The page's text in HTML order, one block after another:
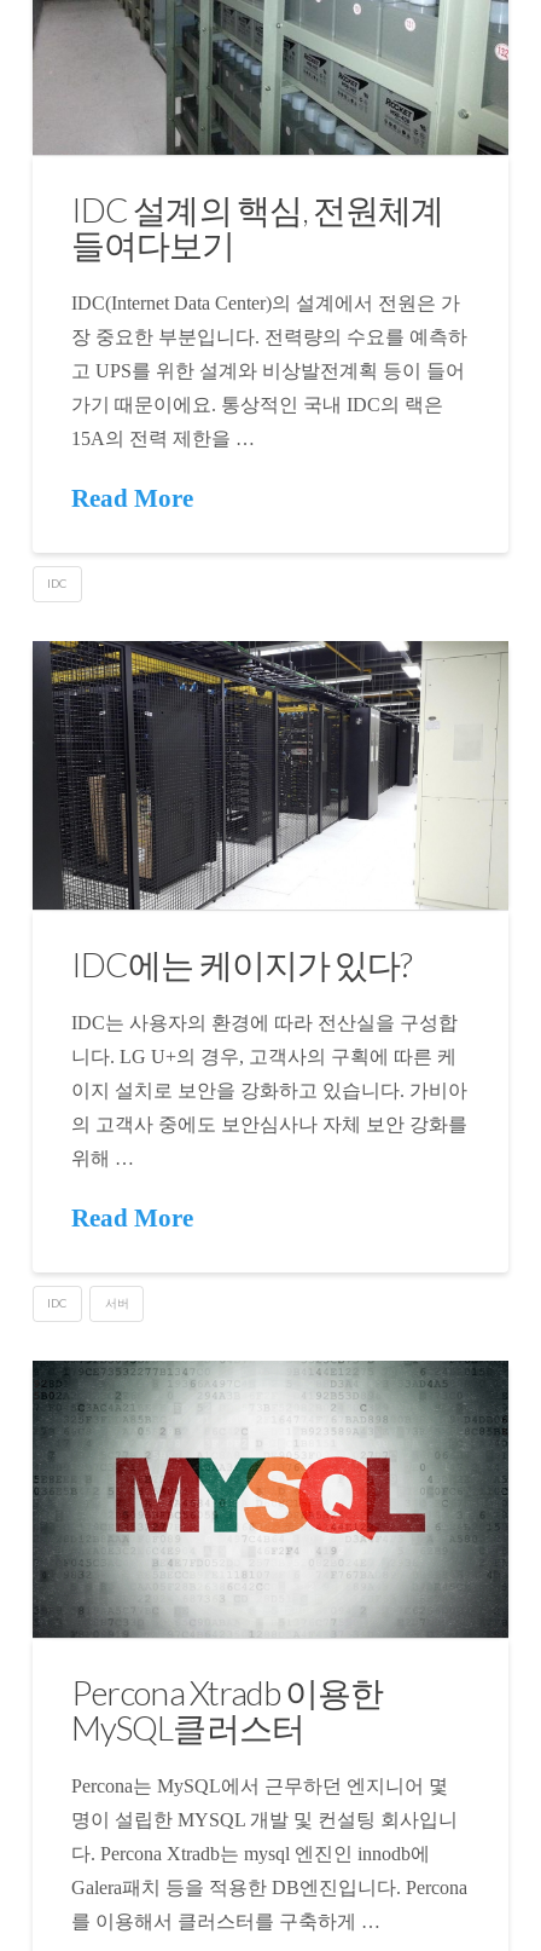
IDC 설계의 핵심, 전원체계
들여다보기
IDC(Internet Data Center)의 설계에서 전원은 가
장 중요한 부분입니다. 전력량의 수요를 예측하
고 UPS를 위한 설계와 비상발전계획 등이 들어
가기 때문이에요. 통상적인 국내 IDC의 랙은
15A의 전력 제한을 …
Read More
IDC
IDC에는 케이지가 있다?
IDC는 사용자의 환경에 따라 전산실을 구성합
니다. LG U+의 경우, 고객사의 구획에 따른 케
이지 설치로 보안을 강화하고 있습니다. 가비아
의 고객사 중에도 보안심사나 자체 보안 강화를
위해 …
Read More
IDC 서버
Percona Xtradb 이용한
MySQL클러스터
Percona는 MySQL에서 근무하던 엔지니어 몇
명이 설립한 MYSQL 개발 및 컨설팅 회사입니
다. Percona Xtradb는 mysql 엔진인 innodb에
Galera패치 등을 적용한 DB엔진입니다. Percona
를 이용해서 클러스터를 구축하게 …